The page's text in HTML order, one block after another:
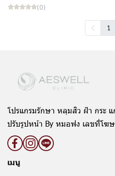
(0)
1
โปรแกรมรักษา หลุมสิว ฝ้า กระ
ปรับรูปหน้า By หมอฟง เลขที่
เมนู